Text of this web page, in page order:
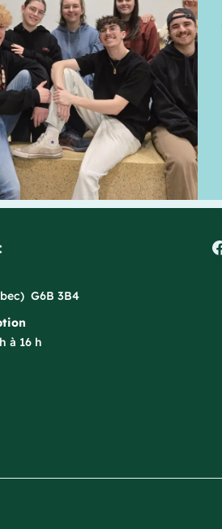
G6B 3B4
à 16 h